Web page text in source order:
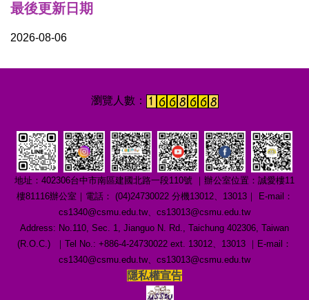
最後更新日期
2026-08-06
地址：402306台中市南區建國北路一段110號 ｜辦公室位置：誠愛樓11
樓81116辦公室｜電話： (04)24730022 分機13012、13013｜ E-mail：
cs1340@csmu.edu.tw、cs13013@csmu.edu.tw
Address: No.110, Sec. 1, Jianguo N. Rd., Taichung 402306, Taiwan
(R.O.C.) ｜Tel No.: +886-4-24730022 ext. 13012、13013 ｜E-mail：
cs1340@csmu.edu.tw、cs13013@csmu.edu.tw
隱私權宣告